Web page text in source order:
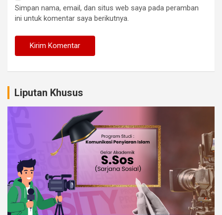
Simpan nama, email, dan situs web saya pada peramban
ini untuk komentar saya berikutnya.
Liputan Khusus